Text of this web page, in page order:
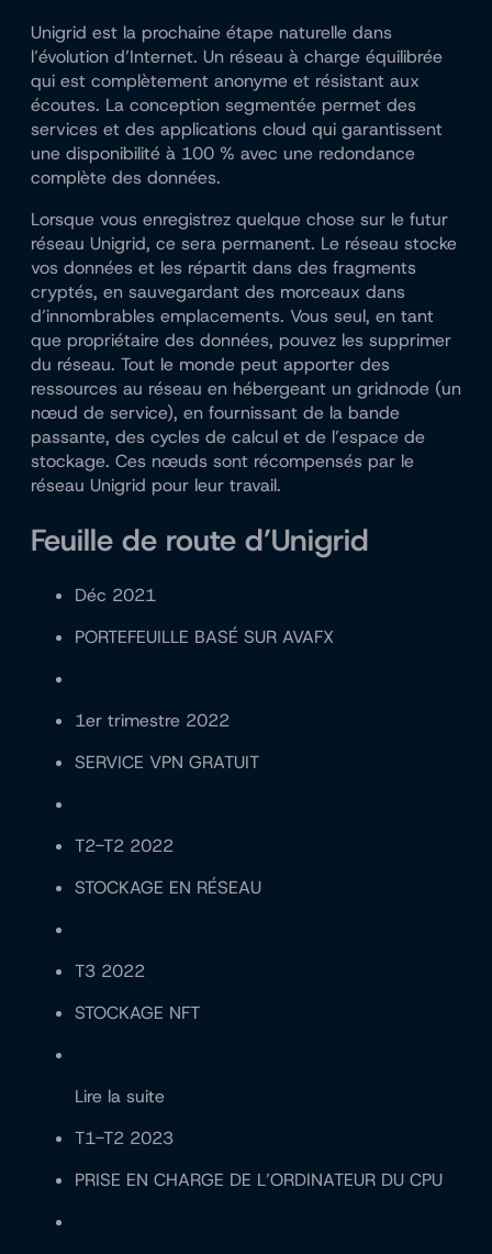
Unigrid est la prochaine étape naturelle dans
l’évolution d’Internet. Un réseau à charge équilibrée
qui est complètement anonyme et résistant aux
écoutes. La conception segmentée permet des
services et des applications cloud qui garantissent
une disponibilité à 100 % avec une redondance
complète des données.
Lorsque vous enregistrez quelque chose sur le futur
réseau Unigrid, ce sera permanent. Le réseau stocke
vos données et les répartit dans des fragments
cryptés, en sauvegardant des morceaux dans
d’innombrables emplacements. Vous seul, en tant
que propriétaire des données, pouvez les supprimer
du réseau. Tout le monde peut apporter des
ressources au réseau en hébergeant un gridnode (un
nœud de service), en fournissant de la bande
passante, des cycles de calcul et de l’espace de
stockage. Ces nœuds sont récompensés par le
réseau Unigrid pour leur travail.
Feuille de route d’Unigrid
Déc 2021
PORTEFEUILLE BASÉ SUR AVAFX
1er trimestre 2022
SERVICE VPN GRATUIT
T2-T2 2022
STOCKAGE EN RÉSEAU
T3 2022
STOCKAGE NFT
Lire la suite
T1-T2 2023
PRISE EN CHARGE DE L’ORDINATEUR DU CPU